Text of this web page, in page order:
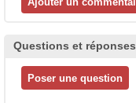
Questions et réponses